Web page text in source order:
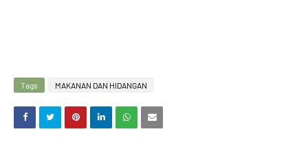
Tags MAKANAN DAN HIDANGAN